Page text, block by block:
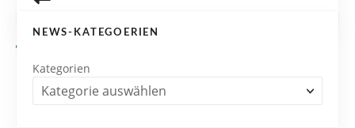
NEWS-KATEGOERIEN
Kategorien